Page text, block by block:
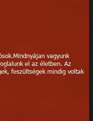
vagyunk
el az életben. Az
feszültségek mindig voltak